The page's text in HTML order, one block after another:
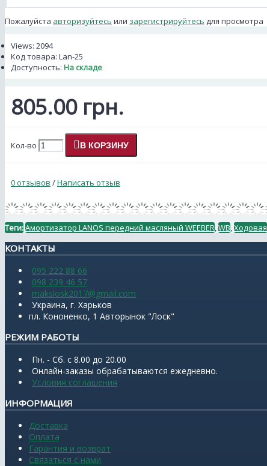
Пожалуйста авторизуйтесь или зарегистрируйтесь для просмотра
Views: 2094
Код товара: Lan-25
Доступность: На складе
805.00 грн.
Кол-во В КОРЗИНУ
0 отзывов /Написать отзыв
Теги:Амортизатор LANOS передний масляный WEEBER,WB,Ходовая
КОНТАКТЫ
095 222 88 66
098 239 46 57
makslosk2017@gmail.com
Украина, г. Харьков
пл. Кононенко, 1 Авторынок "Лоск"
РЕЖИМ РАБОТЫ
Пн. - Сб. с 8.00 до 20.00
Онлайн-заказы обрабатываются ежедневно.
Условия соглашения
ИНФОРМАЦИЯ
Доставка
Оплата
Гарантия и возврат
Связаться с нами